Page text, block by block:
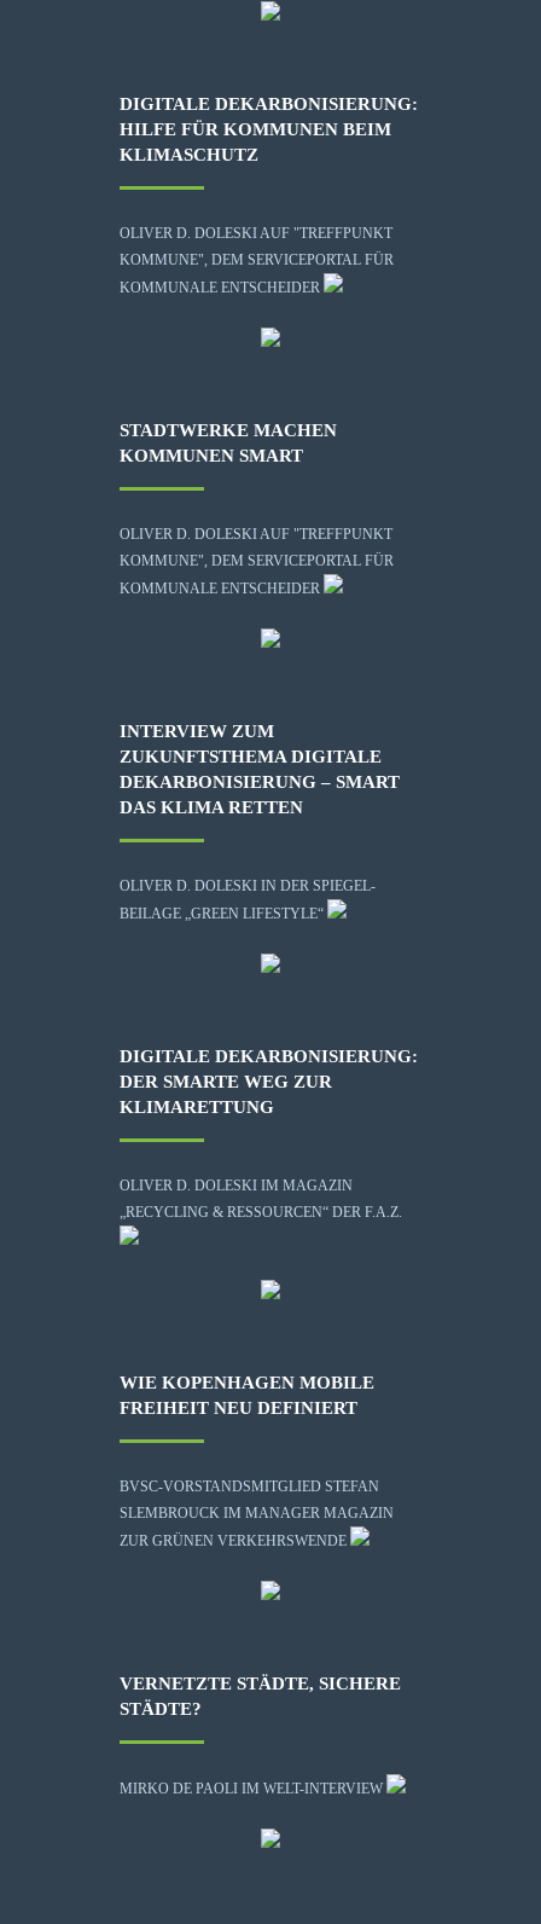
DIGITALE DEKARBONISIERUNG:
HILFE FÜR KOMMUNEN BEIM
KLIMASCHUTZ
OLIVER D. DOLESKI AUF "TREFFPUNKT
KOMMUNE", DEM SERVICEPORTAL FÜR
KOMMUNALE ENTSCHEIDER
STADTWERKE MACHEN
KOMMUNEN SMART
OLIVER D. DOLESKI AUF "TREFFPUNKT
KOMMUNE", DEM SERVICEPORTAL FÜR
KOMMUNALE ENTSCHEIDER
INTERVIEW ZUM
ZUKUNFTSTHEMA DIGITALE
DEKARBONISIERUNG – SMART
DAS KLIMA RETTEN
OLIVER D. DOLESKI IN DER SPIEGEL-
BEILAGE „GREEN LIFESTYLE“
DIGITALE DEKARBONISIERUNG:
DER SMARTE WEG ZUR
KLIMARETTUNG
OLIVER D. DOLESKI IM MAGAZIN
„RECYCLING & RESSOURCEN“ DER F.A.Z.
WIE KOPENHAGEN MOBILE
FREIHEIT NEU DEFINIERT
BVSC-VORSTANDSMITGLIED STEFAN
SLEMBROUCK IM MANAGER MAGAZIN
ZUR GRÜNEN VERKEHRSWENDE
VERNETZTE STÄDTE, SICHERE
STÄDTE?
MIRKO DE PAOLI IM WELT-INTERVIEW